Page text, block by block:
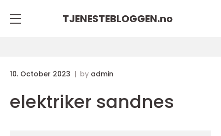
TJENESTEBLOGGEN.no
10. October 2023 by admin
elektriker sandnes